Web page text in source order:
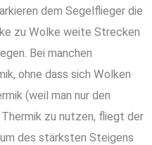
dem Segelflieger die
zu Wolke weite Strecken
Bei manchen
ohne dass sich Wolken
(weil man nur den
zu nutzen, fliegt der
des stärksten Steigens